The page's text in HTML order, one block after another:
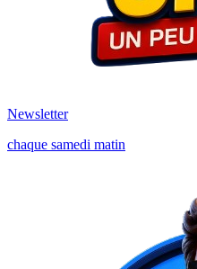
Newsletter
chaque samedi matin